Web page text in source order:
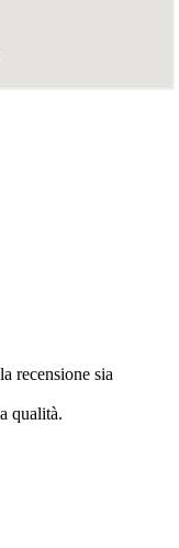
recensione sia
qualità.